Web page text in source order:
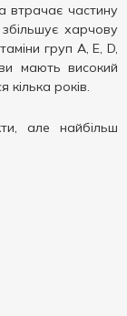
втрачає частину
збільшує харчову
груп A, E, D,
мають високий
кілька років.
але найбільш